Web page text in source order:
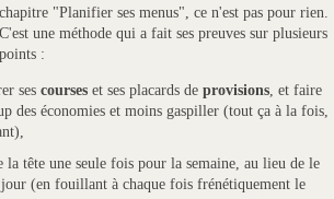
chapitre "Planifier ses menus", ce n'est pas pour rien.
C'est une méthode qui a fait ses preuves sur plusieurs
points :
ses courses et ses placards de provisions, et faire
des économies et moins gaspiller (tout ça à la fois,
la tête une seule fois pour la semaine, au lieu de le
(en fouillant à chaque fois frénétiquement le